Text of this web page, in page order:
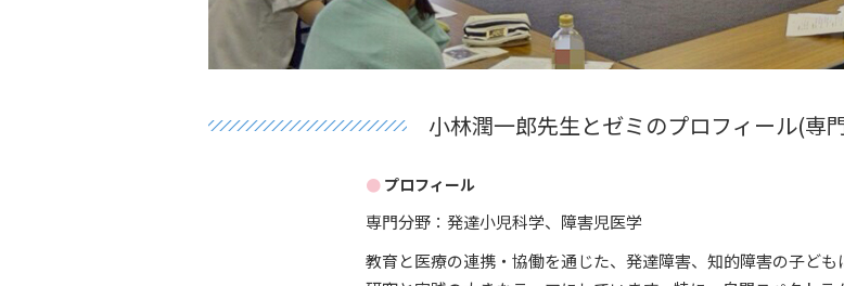
小林潤一郎先生とゼミのプロフィール(専
プロフィール
専門分野：発達小児科学、障害児医学
教育と医療の連携・協働を通じた、発達障害、知的障害の子ど